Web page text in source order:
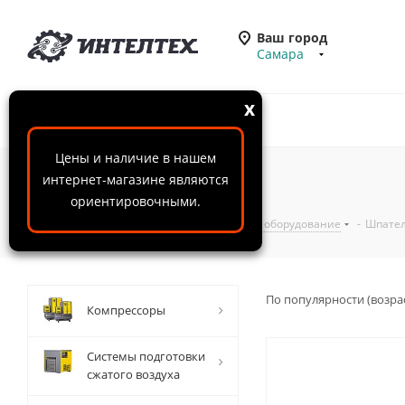
Цены и наличие в нашем
интернет-магазине являются
ориентировочными.
x
Ваш город
Самара
Шпатели
ООО "ИнтелТех" Шпаклевочное оборудование -
По популярности
Компрессоры
Системы подготовки
сжатого воздуха